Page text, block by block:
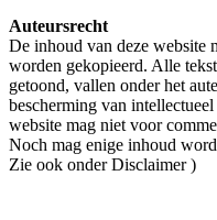
Auteursrecht
De inhoud van deze website
worden gekopieerd. Alle
getoond, vallen onder het
bescherming van
website mag niet voor
Noch mag enige inhoud
Zie ook onder Disclaimer )